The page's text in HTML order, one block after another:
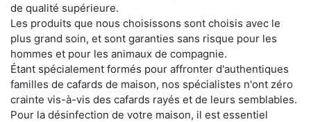
de qualité supérieure.
Les produits que nous choisissons sont choisis avec le
plus grand soin, et sont garanties sans risque pour les
hommes et pour les animaux de compagnie.
Étant spécialement formés pour affronter d'authentiques
familles de cafards de maison, nos spécialistes n'ont zéro
crainte vis-à-vis des cafards rayés et de leurs semblables.
Pour la désinfection de votre maison, il est essentiel